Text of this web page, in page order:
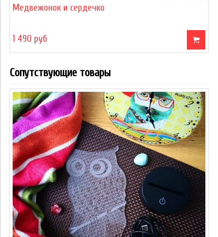
Медвежонок и сердечко
1 490 руб
Сопутствующие товары